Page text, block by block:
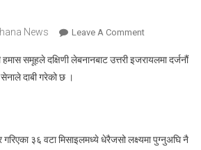
News Leave A CommentOn
समुहले
गरेको
समूहले दक्षिणी लेबनानबाट उत्तरी इजरायलमा दर्जनौं
दाबी गरेको छ ।
३६ वटा मिसाइलमध्ये धेरैजसो लक्ष्यमा पुग्नुअघि नै